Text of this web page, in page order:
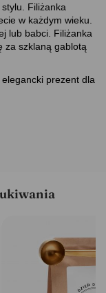
Filiżanka
w każdym wieku.
lub babci. Filiżanka
za szklaną gablotą
prezent dla